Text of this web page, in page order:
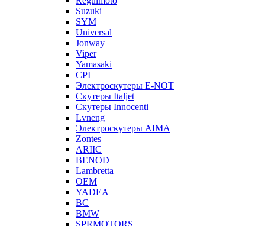
Suzuki
SYM
Universal
Jonway
Viper
Yamasaki
CPI
Электроскутеры E-NOT
Скутеры Italjet
Скутеры Innocenti
Lvneng
Электроскутеры AIMA
Zontes
ARIIC
BENOD
Lambretta
OEM
YADEA
BC
BMW
SPRMOTORS